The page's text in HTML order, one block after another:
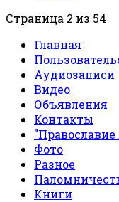
Страница 2 из 54
Главная
Аудиозаписи
Видео
Объявления
Контакты
Фото
Разное
Книги